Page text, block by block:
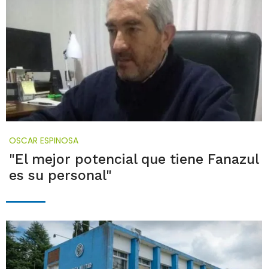
OSCAR ESPINOSA
"El mejor potencial que tiene Fanazul
es su personal"